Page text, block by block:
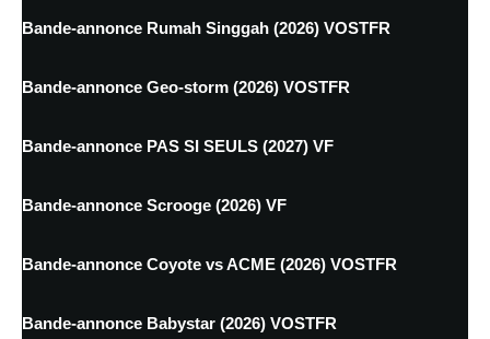
Bande-annonce Rumah Singgah (2026) VOSTFR
Bande-annonce Geo-storm (2026) VOSTFR
Bande-annonce PAS SI SEULS (2027) VF
Bande-annonce Scrooge (2026) VF
Bande-annonce Coyote vs ACME (2026) VOSTFR
Bande-annonce Babystar (2026) VOSTFR